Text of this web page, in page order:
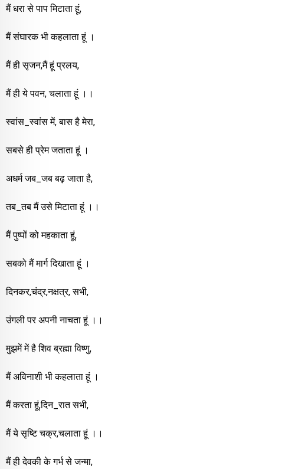
मैं धरा से पाप मिटाता हूं,
मैं संघारक भी कहलाता हूं ।
मैं ही सृजन,मैं हूं प्रलय,
मैं ही ये पवन, चलाता हूं ।।
स्वांस_स्वांस में, बास है मेरा,
सबसे ही प्रेम जताता हूं ।
अधर्म जब_जब बढ़ जाता है,
तब_तब मैं उसे मिटाता हूं ।।
मैं पुष्पों को महकाता हूं,
सबको मैं मार्ग दिखाता हूं ।
दिनकर,चंद्र,नक्षत्र, सभी,
उंगली पर अपनी नाचता हूं ।।
मुझमें में है शिव ब्रह्मा विष्णु,
मैं अविनाशी भी कहलाता हूं ।
मैं करता हूं,दिन_रात सभी,
मैं ये सृष्टि चक्र,चलाता हूं ।।
मैं ही देवकी के गर्भ से जन्मा,